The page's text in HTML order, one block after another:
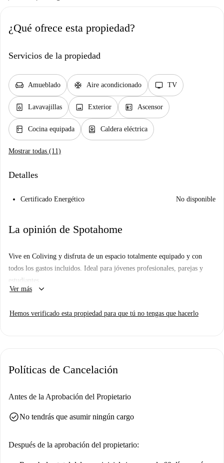
¿Qué ofrece esta propiedad?
Servicios de la propiedad
chair Amueblado ac_unit Aire acondicionado tv TV
dishwasher_gen Lavavajillas image Exterior elevator Ascensor
kitchen Cocina equipada water_heater Caldera eléctrica
Mostrar todas (11)
Detalles
Certificado Energético No disponible
La opinión de Spotahome
Vive en Coliving y disfruta de un espacio totalmente equipado y con
todos los gastos incluidos. Ideal para jóvenes profesionales, parejas y
estudiantes.
Ver más keyboard_arrow_down
Hemos verificado esta propiedad para que tú no tengas que hacerlo
Políticas de Cancelación
Antes de la Aprobación del Propietario
check_circleNo tendrás que asumir ningún cargo
Después de la aprobación del propietario: